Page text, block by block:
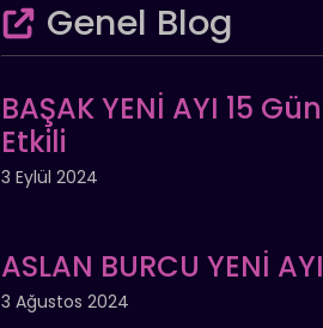
Genel Blog
BAŞAK YENİ AYI 15 Gün
Etkili
3 Eylül 2024
ASLAN BURCU YENİ AYI
3 Ağustos 2024